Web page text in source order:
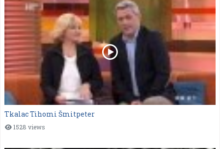
Tkalac Tihomi Šmitpeter
1528 views